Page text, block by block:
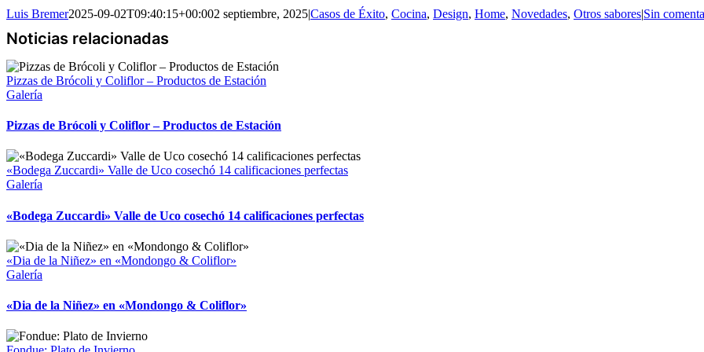
Luis Bremer2025-09-02T09:40:15+00:002 septiembre, 2025|Casos de Éxito, Cocina, Design, Home, Novedades, Otros sabores|Sin
Pizzas de Brócoli y Coliflor – Productos de Estación
Galería
Pizzas de Brócoli y Coliflor – Productos de Estación
«Bodega Zuccardi» Valle de Uco cosechó 14 calificaciones perfectas
Galería
«Bodega Zuccardi» Valle de Uco cosechó 14 calificaciones perfectas
«Dia de la Niñez» en «Mondongo & Coliflor»
Galería
«Dia de la Niñez» en «Mondongo & Coliflor»